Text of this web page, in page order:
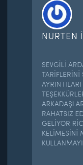
NURTEN
SEVGİLİ
TARİFLERİNİ
RAHATSIZ
GELİYOR
KELİMESİNİ